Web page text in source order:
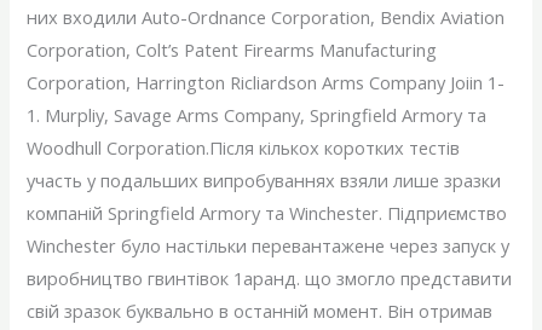
них входили Auto-Ordnance Corporation, Bendix Aviation
Corporation, Colt’s Patent Firearms Manufacturing
Corporation, Harrington Ricliardson Arms Company Joiin 1-
1. Murpliy, Savage Arms Company, Springfield Armory та
Woodhull Corporation.Після кількох коротких тестів
участь у подальших випробуваннях взяли лише зразки
компаній Springfield Armory та Winchester. Підприємство
Winchester було настільки перевантажене через запуск у
виробництво гвинтівок 1аранд. що змогло представити
свій зразок буквально в останній момент. Він отримав